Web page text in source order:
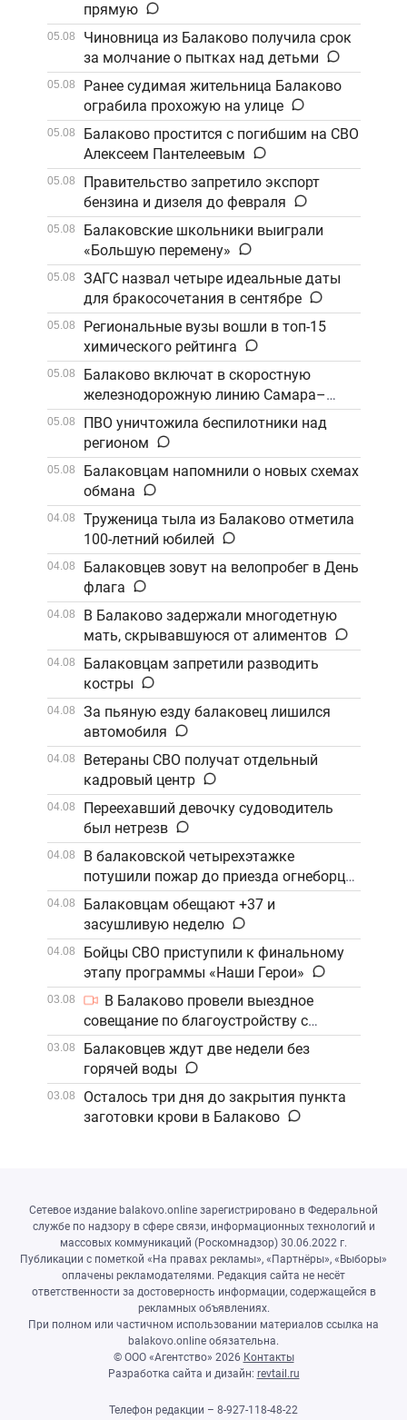
прямую
05.08
Чиновница из Балаково получила срок
за молчание о пытках над детьми
05.08
Ранее судимая жительница Балаково
ограбила прохожую на улице
05.08
Балаково простится с погибшим на СВО
Алексеем Пантелеевым
05.08
Правительство запретило экспорт
бензина и дизеля до февраля
05.08
Балаковские школьники выиграли
«Большую перемену»
05.08
ЗАГС назвал четыре идеальные даты
для бракосочетания в сентябре
05.08
Региональные вузы вошли в топ-15
химического рейтинга
05.08
Балаково включат в скоростную
железнодорожную линию Самара–
Саратов
05.08
ПВО уничтожила беспилотники над
регионом
05.08
Балаковцам напомнили о новых схемах
обмана
04.08
Труженица тыла из Балаково отметила
100-летний юбилей
04.08
Балаковцев зовут на велопробег в День
флага
04.08
В Балаково задержали многодетную
мать, скрывавшуюся от алиментов
04.08
Балаковцам запретили разводить
костры
04.08
За пьяную езду балаковец лишился
автомобиля
04.08
Ветераны СВО получат отдельный
кадровый центр
04.08
Переехавший девочку судоводитель
был нетрезв
04.08
В балаковской четырехэтажке
потушили пожар до приезда огнеборцев
04.08
Балаковцам обещают +37 и
засушливую неделю
04.08
Бойцы СВО приступили к финальному
этапу программы «Наши Герои»
03.08
В Балаково провели выездное
совещание по благоустройству с
участием компании «ФосАгро»
03.08
Балаковцев ждут две недели без
горячей воды
03.08
Осталось три дня до закрытия пункта
заготовки крови в Балаково
Сетевое издание balakovo.online зарегистрировано в Федеральной
службе по надзору в сфере связи, информационных технологий и
массовых коммуникаций (Роскомнадзор) 30.06.2022 г.
Публикации с пометкой «На правах рекламы», «Партнёры», «Выборы»
оплачены рекламодателями. Редакция сайта не несёт
ответственности за достоверность информации, содержащейся в
рекламных объявлениях.
При полном или частичном использовании материалов ссылка на
balakovo.online обязательна.
© ООО «Агентство» 2026 Контакты
Разработка сайта и дизайн: revtail.ru
Телефон редакции – 8-927-118-48-22